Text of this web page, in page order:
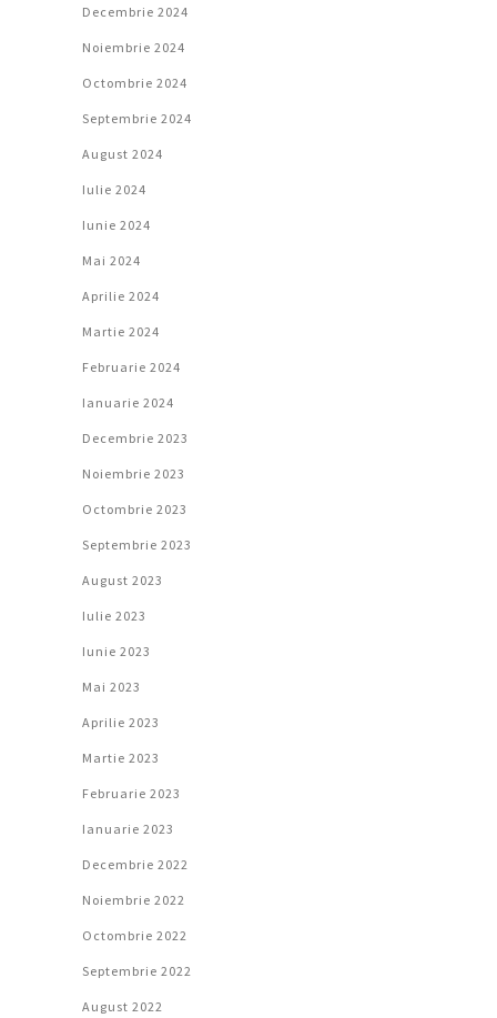
Decembrie 2024
Noiembrie 2024
Octombrie 2024
Septembrie 2024
August 2024
Iulie 2024
Iunie 2024
Mai 2024
Aprilie 2024
Martie 2024
Februarie 2024
Ianuarie 2024
Decembrie 2023
Noiembrie 2023
Octombrie 2023
Septembrie 2023
August 2023
Iulie 2023
Iunie 2023
Mai 2023
Aprilie 2023
Martie 2023
Februarie 2023
Ianuarie 2023
Decembrie 2022
Noiembrie 2022
Octombrie 2022
Septembrie 2022
August 2022